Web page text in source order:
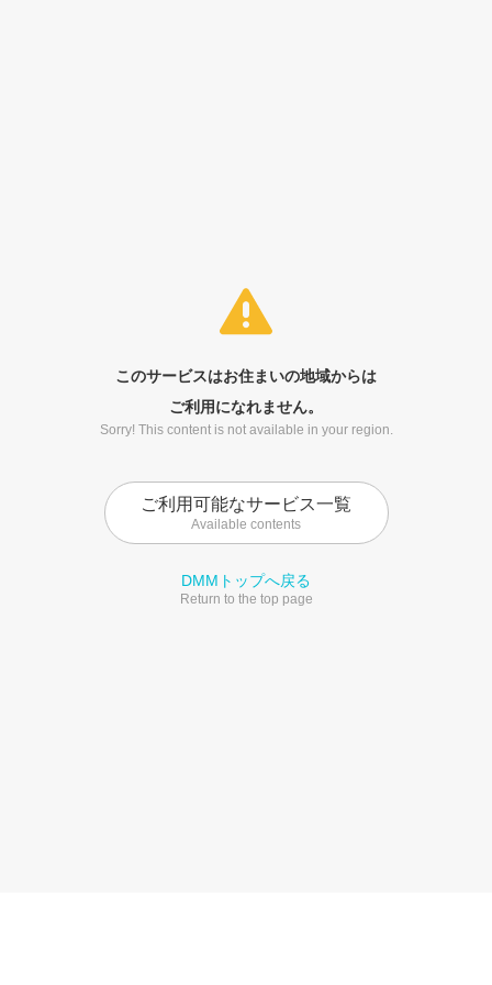
このサービスはお住まいの地域からは
ご利用になれません。
Sorry! This content is not available in your region.
ご利用可能なサービス一覧
Available contents
DMMトップへ戻る
Return to the top page